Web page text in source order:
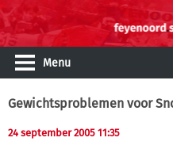
Menu
Gewichtsproblemen voor
24 september 2005 11:35